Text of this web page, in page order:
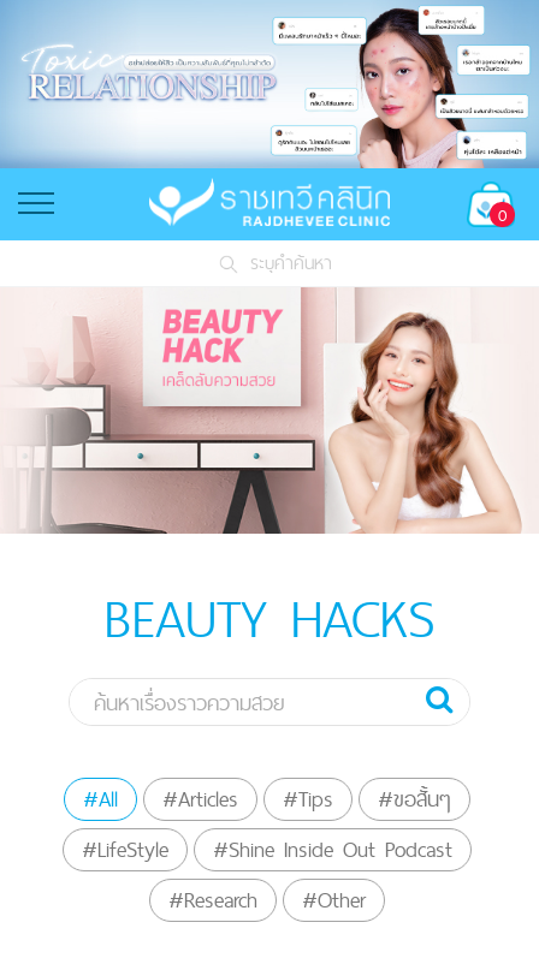
0
ระบุคำค้นหา
BEAUTY HACKS
#All #Articles #Tips
#ขอสั้นๆ
#LifeStyle
#Shine Inside Out Podcast
#Research
#Other